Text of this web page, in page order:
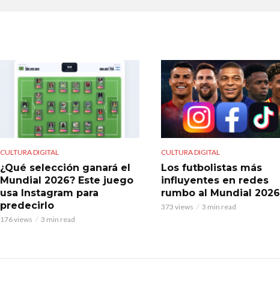
CULTURA DIGITAL
¿Qué selección ganará el
Mundial 2026? Este juego
usa Instagram para
predecirlo
176 views 3 min read
CULTURA DIGITAL
Los futbolistas más
influyentes en redes
rumbo al Mundial 2026
373 views 3 min read